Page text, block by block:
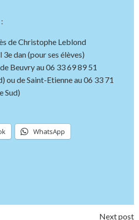
de Christophe Leblond
dan (pour ses élèves)
Beuvry au 06 33 69 89 51
ou de Saint-Etienne au 06 33 71
Sud)
WhatsApp
Next post